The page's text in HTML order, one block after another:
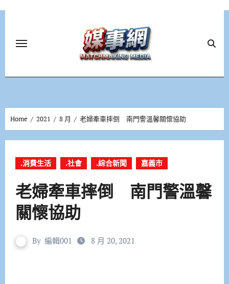
Home 2021 8 月 老婦牽車摔倒 南門警溫馨關懷協助
.消費生活 .社會 .綜合新聞 嘉義市
老婦牽車摔倒 南門警溫馨
關懷協助
By 編輯001 8 月 20, 2021